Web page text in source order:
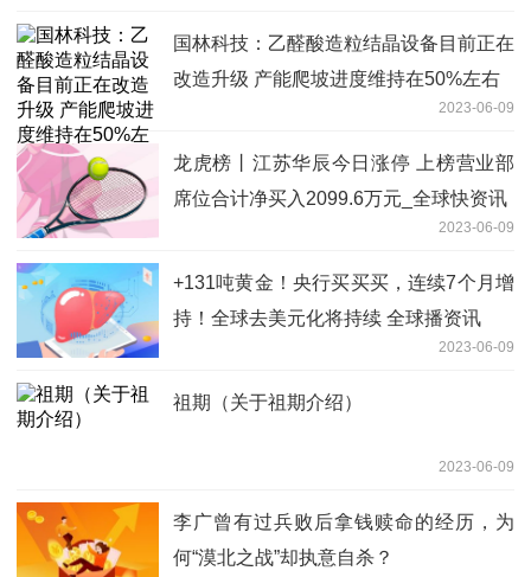
国林科技：乙醛酸造粒结晶设备目前正在
改造升级 产能爬坡进度维持在50%左右
2023-06-09
龙虎榜丨江苏华辰今日涨停 上榜营业部
席位合计净买入2099.6万元_全球快资讯
2023-06-09
+131吨黄金！央行买买买，连续7个月增
持！全球去美元化将持续 全球播资讯
2023-06-09
祖期（关于祖期介绍）
2023-06-09
李广曾有过兵败后拿钱赎命的经历，为
何“漠北之战”却执意自杀？